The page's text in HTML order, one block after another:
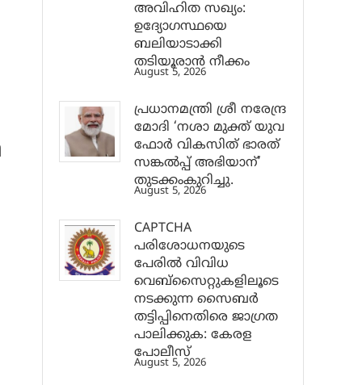
അവിഹിത സഖ്യം:
ഉദ്യോഗസ്ഥയെ
ബലിയാടാക്കി
തടിയൂരാൻ നീക്കം
August 5, 2026
പ്രധാനമന്ത്രി ശ്രീ നരേന്ദ്ര
മോദി ‘നശാ മുക്ത് യുവ
ഫോർ വികസിത് ഭാരത്
സങ്കൽപ്പ് അഭിയാന്’
തുടക്കംകുറിച്ചു.
August 5, 2026
CAPTCHA
പരിശോധനയുടെ
പേരില്‍ വിവിധ
വെബ്സൈറ്റുകളിലൂടെ
നടക്കുന്ന സൈബര്‍
തട്ടിപ്പിനെതിരെ ജാഗ്രത
പാലിക്കുക: കേരള
പോലീസ്
August 5, 2026